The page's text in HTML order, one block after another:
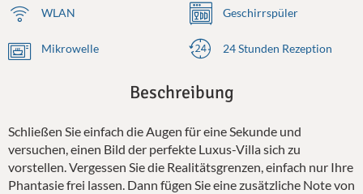
WLAN Geschirrspüler
Mikrowelle 24 Stunden Rezeption
Beschreibung
Schließen Sie einfach die Augen für eine Sekunde und
versuchen, einen Bild der perfekte Luxus-Villa sich zu
vorstellen. Vergessen Sie die Realitätsgrenzen, einfach nur Ihre
Phantasie frei lassen. Dann fügen Sie eine zusätzliche Note von